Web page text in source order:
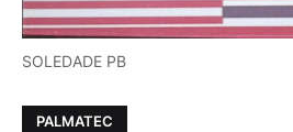
SOLEDADE PB
PALMATEC